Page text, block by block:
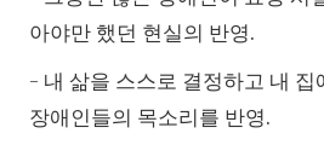
아야만 했던 현실의 반영.
- 내 삶을 스스로 결정하고 내
장애인들의 목소리를 반영.